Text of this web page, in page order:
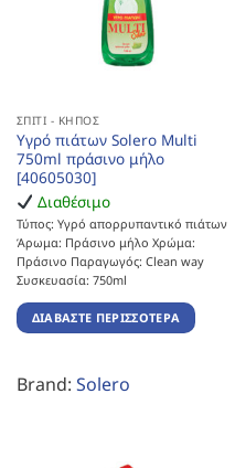
ΣΠΊΤΙ - ΚΉΠΟΣ
Υγρό πιάτων Solero Multi
750ml πράσινο μήλο
[40605030]
Διαθέσιμο
Τύπος: Υγρό απορρυπαντικό πιάτων
Άρωμα: Πράσινο μήλο Χρώμα:
Πράσινο Παραγωγός: Clean way
Συσκευασία: 750ml
ΔΙΑΒΆΣΤΕ ΠΕΡΙΣΣΌΤΕΡΑ
Brand: Solero